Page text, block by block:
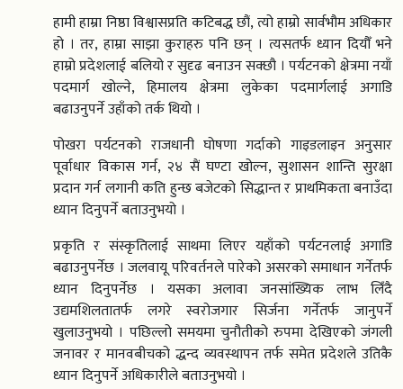
हामी हाम्रा निष्ठा विश्वासप्रति कटिबद्ध छौं, त्यो हाम्रो सार्वभौम अधिकार
हो । तर, हाम्रा साझा कुराहरु पनि छन् । त्यसतर्फ ध्यान दियौँ भने
हाम्रो प्रदेशलाई बलियो र सुदृढ बनाउन सक्छौ । पर्यटनको क्षेत्रमा नयाँ
पदमार्ग खोल्ने, हिमालय क्षेत्रमा लुकेका पदमार्गलाई अगाडि
बढाउनुपर्ने उहाँको तर्क थियो ।
पोखरा पर्यटनको राजधानी घोषणा गर्दाको गाइडलाइन अनुसार
पूर्वाधार विकास गर्न, २४ सैं घण्टा खोल्न, सुशासन शान्ति सुरक्षा
प्रदान गर्न लगानी कति हुन्छ बजेटको सिद्धान्त र प्राथमिकता बनाउँदा
ध्यान दिनुपर्ने बताउनुभयो ।
प्रकृति र संस्कृतिलाई साथमा लिएर यहाँको पर्यटनलाई अगाडि
बढाउनुपर्नेछ । जलवायू परिवर्तनले पारेको असरको समाधान गर्नेतर्फ
ध्यान दिनुपर्नेछ । यसका अलावा जनसांख्यिक लाभ लिँदै
उद्यमशिलतातर्फ लगरे स्वरोजगार सिर्जना गर्नेतर्फ जानुपर्ने
खुलाउनुभयो । पछिल्लो समयमा चुनौतीको रुपमा देखिएको जंगली
जनावर र मानवबीचको द्धन्द व्यवस्थापन तर्फ समेत प्रदेशले उतिकै
ध्यान दिनुपर्ने अधिकारीले बताउनुभयो ।